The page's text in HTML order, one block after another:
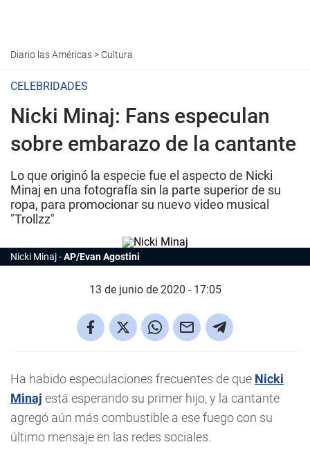
Diario las Américas> Cultura
CELEBRIDADES
Nicki Minaj: Fans especulan
sobre embarazo de la cantante
Lo que originó la especie fue el aspecto de Nicki
Minaj en una fotografía sin la parte superior de su
ropa, para promocionar su nuevo video musical
"Trollzz"
Nicki Minaj AP/Evan Agostini
13 de junio de 2020 - 17:05
Ha habido especulaciones frecuentes de que Nicki
Minaj está esperando su primer hijo, y la cantante
agregó aún más combustible a ese fuego con su
último mensaje en las redes sociales.